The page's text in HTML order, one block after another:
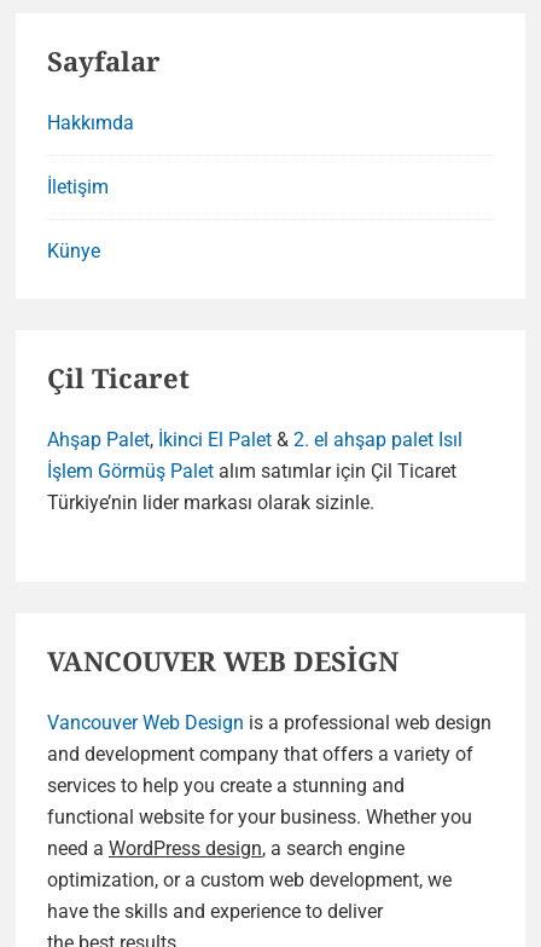
Sayfalar
Hakkımda
İletişim
Künye
Çil Ticaret
Ahşap Palet, İkinci El Palet & 2. el ahşap palet Isıl
İşlem Görmüş Palet alım satımlar için Çil Ticaret
Türkiye’nin lider markası olarak sizinle.
VANCOUVER WEB DESİGN
Vancouver Web Design is a professional web design
and development company that offers a variety of
services to help you create a stunning and
functional website for your business. Whether you
need a WordPress design, a search engine
optimization, or a custom web development, we
have the skills and experience to deliver